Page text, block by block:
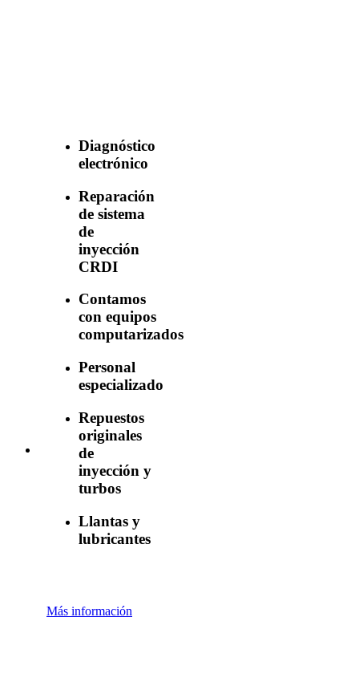
Diagnóstico
electrónico
Reparación
de sistema
de
inyección
CRDI
Contamos
con equipos
computarizados
Personal
especializado
Repuestos
originales
de
inyección y
turbos
Llantas y
lubricantes
Más información